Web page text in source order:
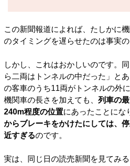
この新聞報道によれば、たしかに
のタイミングを遅らせたのは事実の
しかし、これはおかしいのです。
ら二両はトンネルの中だった」と
の客車のうち11両がトンネルの外
機関車の長さを加えても、 列車の
240m程度の位置にあったことにな
からブレーキをかけたにしては、
近すぎるのです。
実は、同じ日の読売新聞を見てみ